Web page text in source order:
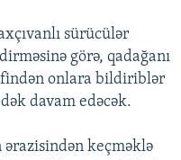
sürücülər
görə, qadağanı
onlara bildiriblər
davam edəcək.
keçməklə